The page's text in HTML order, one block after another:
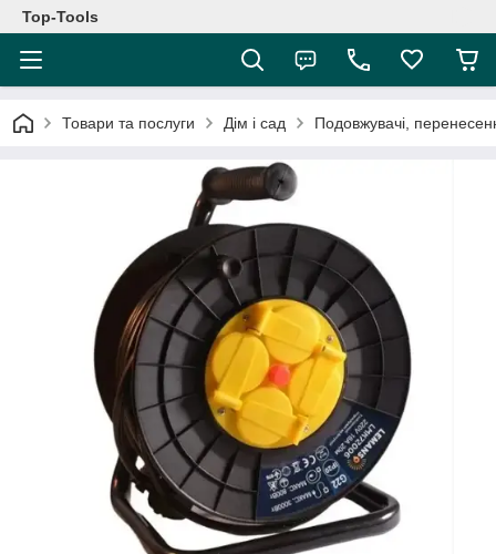
Top-Tools
Товари та послуги Дім і сад Подовжувачі,